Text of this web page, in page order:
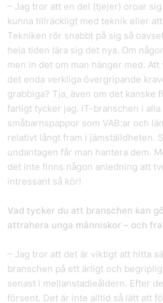
– Jag tror att en del (tjejer) oroar
kunna tillräckligt med teknik eller
Tekniken rör snabbt på sig så
hela tiden lära sig det nya. Om
men in det om man hänger med.
det enda verkliga övergripande
grabbiga? Tja, även om det kanske
farligt tycker jag. IT-branschen i
småbarnspappor som VAB:ar och
relativt långt fram i jämställdheten.
undantagen får man hantera dem.
det inte finns någon anledning att
intressant så kör!
Vad tycker du att branschen kan
attrahera unga människor – och
– Jag tror att det är viktigt att hitta
branschen på ett ärligt och
senast i mellanstadieåldern. Efter
försent. Det är inte alltid så lätt att